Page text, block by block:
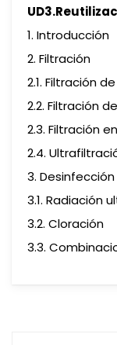
1. Introducción
2. Filtración
2.1. Filtración
2.2. Filtración
2.3. Filtración
2.4.
3. Desinfección
3.1. Radiación
3.2. Cloración
3.3.